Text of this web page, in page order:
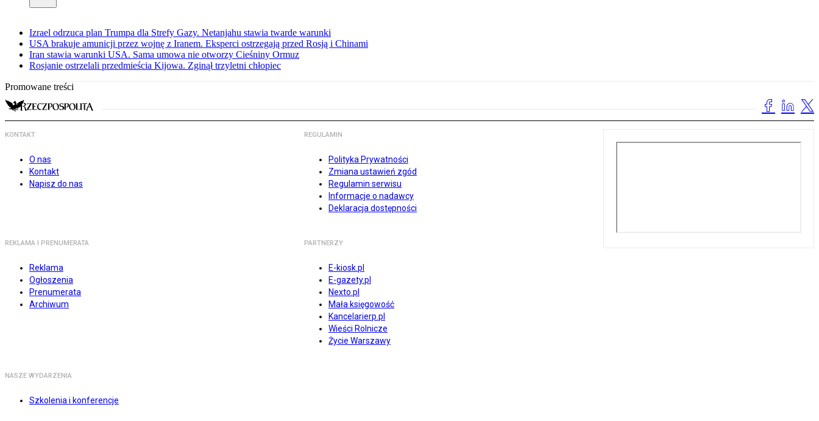
Izrael odrzuca plan Trumpa dla Strefy Gazy. Netanjahu stawia twarde warunki
USA brakuje amunicji przez wojnę z Iranem. Eksperci ostrzegają przed Rosją i Chinami
Iran stawia warunki USA. Sama umowa nie otworzy Cieśniny Ormuz
Rosjanie ostrzelali przedmieścia Kijowa. Zginął trzyletni chłopiec
Promowane treści
KONTAKT
O nas
Kontakt
Napisz do nas
REGULAMIN
Polityka Prywatności
Zmiana ustawień zgód
Regulamin serwisu
Informacje o nadawcy
Deklaracja dostępności
REKLAMA I PRENUMERATA
Reklama
Ogłoszenia
Prenumerata
Archiwum
PARTNERZY
E-kiosk.pl
E-gazety.pl
Nexto.pl
Mała księgowość
Kancelarierp.pl
Wieści Rolnicze
Życie Warszawy
NASZE WYDARZENIA
Szkolenia i konferencje